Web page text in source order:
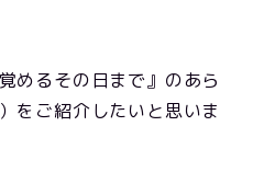
めるその日まで』のあら
をご紹介したいと思いま